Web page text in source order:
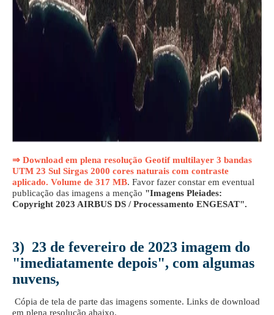
⇒ Download em plena resolução Geotif multilayer 3 bandas
UTM 23 Sul Sirgas 2000 cores naturais com contraste
aplicado. Volume de 317 MB. Favor fazer constar em eventual
publicação das imagens a menção "Imagens Pleiades:
Copyright 2023 AIRBUS DS / Processamento ENGESAT".
3) 23 de fevereiro de 2023 imagem do
"imediatamente depois", com algumas
nuvens,
Cópia de tela de parte das imagens somente. Links de download
em plena resolução abaixo.